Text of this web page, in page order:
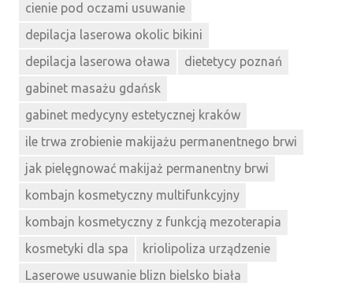
cienie pod oczami usuwanie
depilacja laserowa okolic bikini
depilacja laserowa oława
dietetycy poznań
gabinet masażu gdańsk
gabinet medycyny estetycznej kraków
ile trwa zrobienie makijażu permanentnego brwi
jak pielęgnować makijaż permanentny brwi
kombajn kosmetyczny multifunkcyjny
kombajn kosmetyczny z funkcją mezoterapia
kosmetyki dla spa
kriolipoliza urządzenie
Laserowe usuwanie blizn bielsko biała